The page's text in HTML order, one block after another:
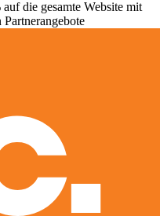
die gesamte Website mit